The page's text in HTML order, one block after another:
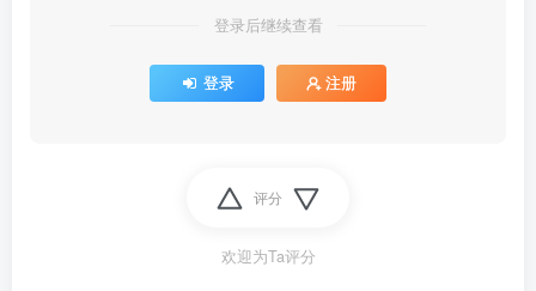
登录后继续查看
登录 注册
评分
欢迎为Ta评分